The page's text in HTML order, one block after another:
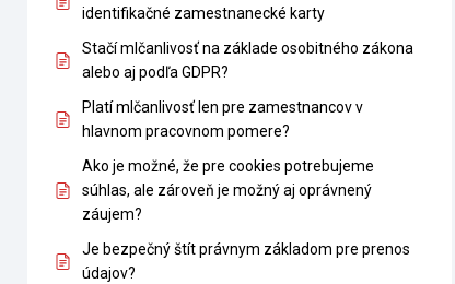
identifikačné zamestnanecké karty
Stačí mlčanlivosť na základe osobitného zákona
alebo aj podľa GDPR?
Platí mlčanlivosť len pre zamestnancov v
hlavnom pracovnom pomere?
Ako je možné, že pre cookies potrebujeme
súhlas, ale zároveň je možný aj oprávnený
záujem?
Je bezpečný štít právnym základom pre prenos
údajov?